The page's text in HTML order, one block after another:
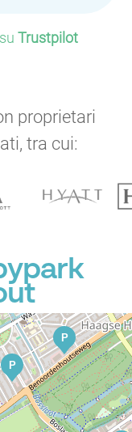
Trustpilot
proprietari
tra cui:
P
P